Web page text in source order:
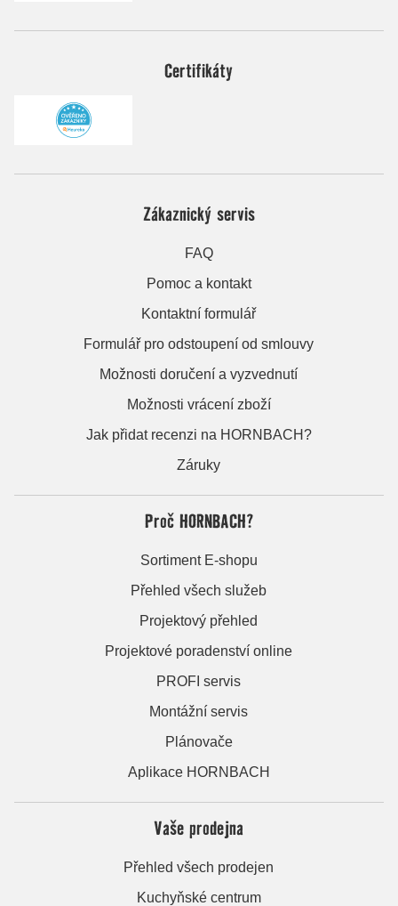
Certifikáty
Zákaznický servis
FAQ
Pomoc a kontakt
Kontaktní formulář
Formulář pro odstoupení od smlouvy
Možnosti doručení a vyzvednutí
Možnosti vrácení zboží
Jak přidat recenzi na HORNBACH?
Záruky
Proč HORNBACH?
Sortiment E-shopu
Přehled všech služeb
Projektový přehled
Projektové poradenství online
PROFI servis
Montážní servis
Plánovače
Aplikace HORNBACH
Vaše prodejna
Přehled všech prodejen
Kuchyňské centrum